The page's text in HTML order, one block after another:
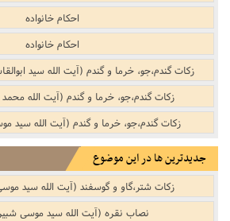
احکام خانواده
احکام خانواده
زکات گندم،جو، خرما و گندم (آیت الله سید
زکات گندم،جو، خرما و گندم (آیت الله
زکات گندم،جو، خرما و گندم (آیت الله سید
جدیدترین ها در این موضوع
زکات شتر،گاو و گوسفند (آیت الله سید
نصاب نقره‌‌ (آیت الله سید موسی